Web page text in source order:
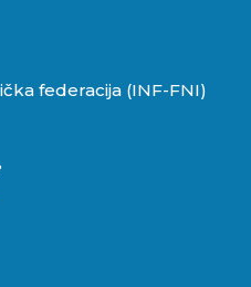
federacija (INF-FNI)